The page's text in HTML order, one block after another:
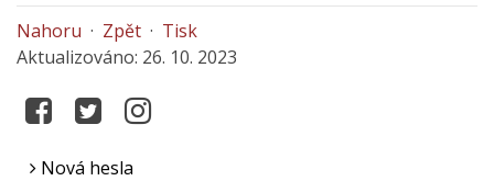
Nahoru · Zpět · Tisk
Aktualizováno: 26. 10. 2023
Nová hesla